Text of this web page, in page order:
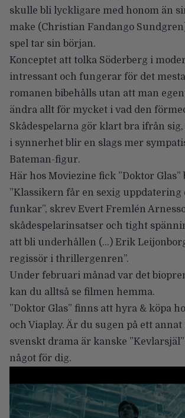
skulle bli lyckligare med honom än
make (Christian Fandango
spel tar sin början.
Konceptet att tolka Söderberg i
intressant och fungerar för det
romanen bibehålls utan att man
ändra allt för mycket i vad den
Skådespelarna gör klart bra ifrån
i synnerhet blir en slags mer
Bateman-figur.
Här hos Moviezine fick ”Doktor Glas”
”Klassikern får en sexig uppdatering
funkar”, skrev Evert Fremlén
skådespelarinsatser och tight
att bli underhållen (…) Erik
regissör i thrillergenren”.
Under februari månad var det
kan du alltså se filmen hemma.
”Doktor Glas” finns att hyra & köpa
och Viaplay. Är du sugen på ett
svenskt drama är kanske
något för dig.